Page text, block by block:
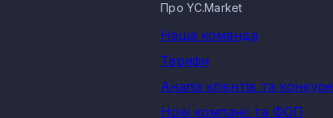
Про YC.Market
Наша команда
Тарифи
Аналіз клієнтів та
Нові компанії та ФОП